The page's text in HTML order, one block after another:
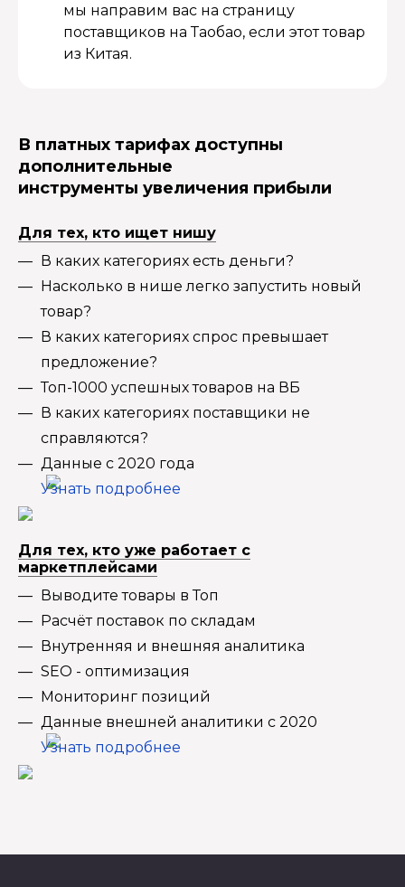
мы направим вас на страницу
поставщиков на Таобао, если этот товар
из Китая.
В платных тарифах доступны
дополнительные
инструменты увеличения прибыли
Для тех, кто ищет нишу
В каких категориях есть деньги?
Насколько в нише легко запустить новый
товар?
В каких категориях спрос превышает
предложение?
Топ-1000 успешных товаров на ВБ
В каких категориях поставщики не
справляются?
Данные с 2020 года
Узнать подробнее
Для тех, кто уже работает с
маркетплейсами
Выводите товары в Топ
Расчёт поставок по складам
Внутренняя и внешняя аналитика
SEO - оптимизация
Мониторинг позиций
Данные внешней аналитики с 2020
Узнать подробнее